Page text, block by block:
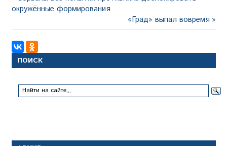
по
записям
запись:
окружённые формирования
Следующая
запись:
«Град» выпал вовремя
ПОИСК